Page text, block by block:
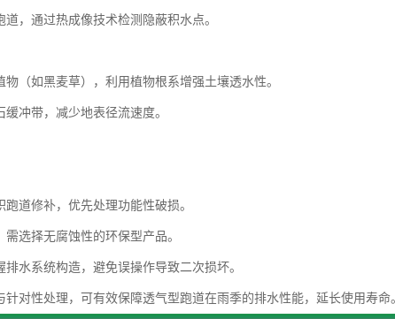
，通过热成像技术检测隐蔽积水点。
（如黑麦草），利用植物根系增强土壤透水性。
冲带，减少地表径流速度。
道修补，优先处理功能性破损。
选择无腐蚀性的环保型产品。
水系统构造，避免误操作导致二次损坏。
针对性处理，可有效保障透气型跑道在雨季的排水性能，延长使用寿命